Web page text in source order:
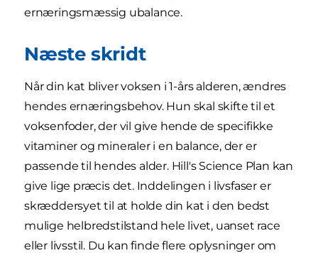
ernæringsmæssig ubalance.
Næste skridt
Når din kat bliver voksen i 1-års alderen, ændres
hendes ernæringsbehov. Hun skal skifte til et
voksenfoder, der vil give hende de specifikke
vitaminer og mineraler i en balance, der er
passende til hendes alder. Hill's Science Plan kan
give lige præcis det. Inddelingen i livsfaser er
skræddersyet til at holde din kat i den bedst
mulige helbredstilstand hele livet, uanset race
eller livsstil. Du kan finde flere oplysninger om